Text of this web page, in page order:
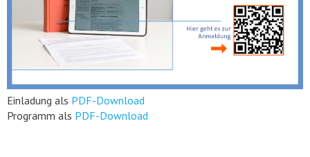
Einladung als PDF-Download
Programm als PDF-Download